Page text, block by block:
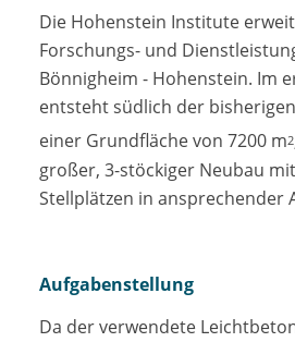
Die Hohenstein Institute
Forschungs- und
Bönnigheim - Hohenstein. Im
entsteht südlich der
einer Grundfläche von 7200 m2
großer, 3-stöckiger Neubau
Stellplätzen in ansprechender
Aufgabenstellung
Da der verwendete